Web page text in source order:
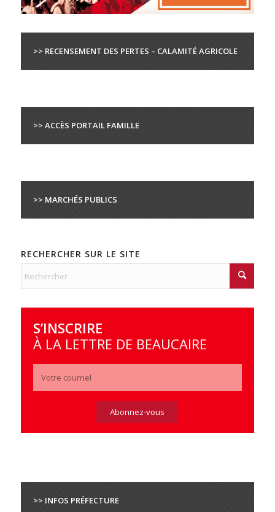
>> RECENSEMENT DES PERTES – CALAMITÉ AGRICOLE
>> ACCÈS PORTAIL FAMILLE
>> MARCHÉS PUBLICS
RECHERCHER SUR LE SITE
S’INSCRIRE
À LA LETTRE DE BEAUCAIRE
>> INFOS PRÉFECTURE